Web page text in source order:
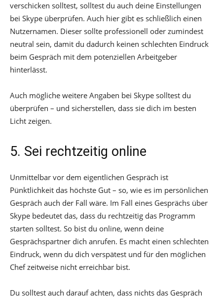
verschicken solltest, solltest du auch deine Einstellungen
bei Skype überprüfen. Auch hier gibt es schließlich einen
Nutzernamen. Dieser sollte professionell oder zumindest
neutral sein, damit du dadurch keinen schlechten Eindruck
beim Gespräch mit dem potenziellen Arbeitgeber
hinterlässt.
Auch mögliche weitere Angaben bei Skype solltest du
überprüfen – und sicherstellen, dass sie dich im besten
Licht zeigen.
5. Sei rechtzeitig online
Unmittelbar vor dem eigentlichen Gespräch ist
Pünktlichkeit das höchste Gut – so, wie es im persönlichen
Gespräch auch der Fall wäre. Im Fall eines Gesprächs über
Skype bedeutet das, dass du rechtzeitig das Programm
starten solltest. So bist du online, wenn deine
Gesprächspartner dich anrufen. Es macht einen schlechten
Eindruck, wenn du dich verspätest und für den möglichen
Chef zeitweise nicht erreichbar bist.
Du solltest auch darauf achten, dass nichts das Gespräch